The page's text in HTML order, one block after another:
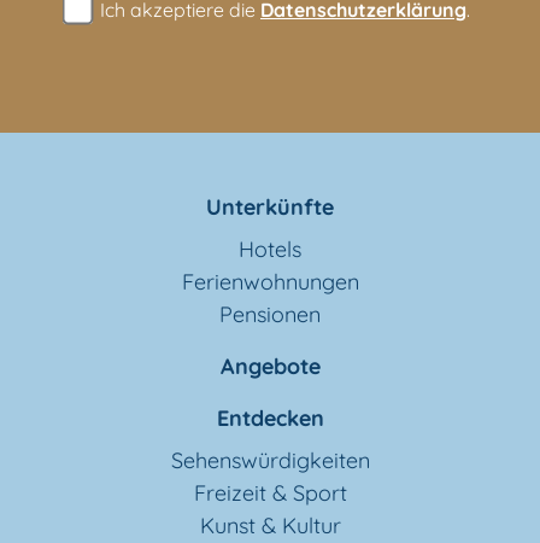
Ich akzeptiere die Datenschutzerklärung.
Unterkünfte
Hotels
Ferienwohnungen
Pensionen
Angebote
Entdecken
Sehenswürdigkeiten
Freizeit & Sport
Kunst & Kultur